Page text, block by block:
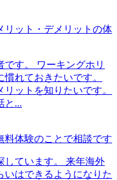
リット・デメリットの体
す。 ワーキングホリ
れておきたいです。
ットを知りたいです。
と...
料体験のことで相談です
しています。 来年海外
いはできるようになりた